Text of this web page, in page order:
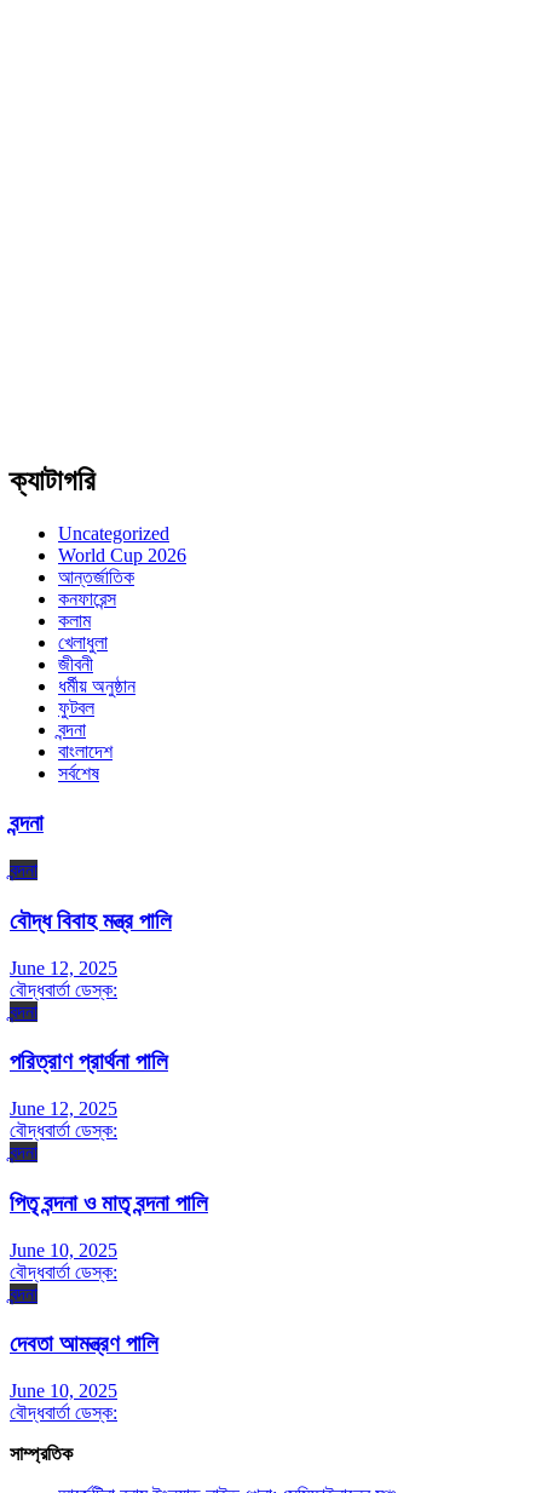
ক্যাটাগরি
Uncategorized
World Cup 2026
আন্তর্জাতিক
কনফারেন্স
কলাম
খেলাধুলা
জীবনী
ধর্মীয় অনুষ্ঠান
ফুটবল
বন্দনা
বাংলাদেশ
সর্বশেষ
বন্দনা
বন্দনা
বৌদ্ধ বিবাহ মন্ত্র পালি
June 12, 2025
বৌদ্ধবার্তা ডেস্ক:
বন্দনা
পরিত্রাণ প্রার্থনা পালি
June 12, 2025
বৌদ্ধবার্তা ডেস্ক:
বন্দনা
পিতৃ বন্দনা ও মাতৃ বন্দনা পালি
June 10, 2025
বৌদ্ধবার্তা ডেস্ক:
বন্দনা
দেবতা আমন্ত্রণ পালি
June 10, 2025
বৌদ্ধবার্তা ডেস্ক:
সাম্প্রতিক